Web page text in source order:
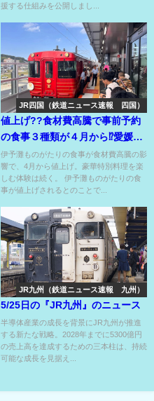
援する仕組みを公開しまし...
JR四国（鉄道ニュース速報 四国）
値上げ??食材費高騰で事前予約
の食事３種類が４月から⁉愛媛の
ＪＲ人気観光列車で⁉
伊予灘ものがたりの食事が食材費高騰の影
響で、4月から値上げ。豪華特別料理を楽
しむ体験は続く。 伊予灘ものがたりの食
事が値上げされるとのことで...
JR九州（鉄道ニュース速報 九州）
5/25日の『JR九州』のニュース
半導体産業の成長を背景にJR九州が推進
する新たな戦略。2028年までに5300億円
の売上高を達成するための三本柱は、持続
可能な成長を見据え...